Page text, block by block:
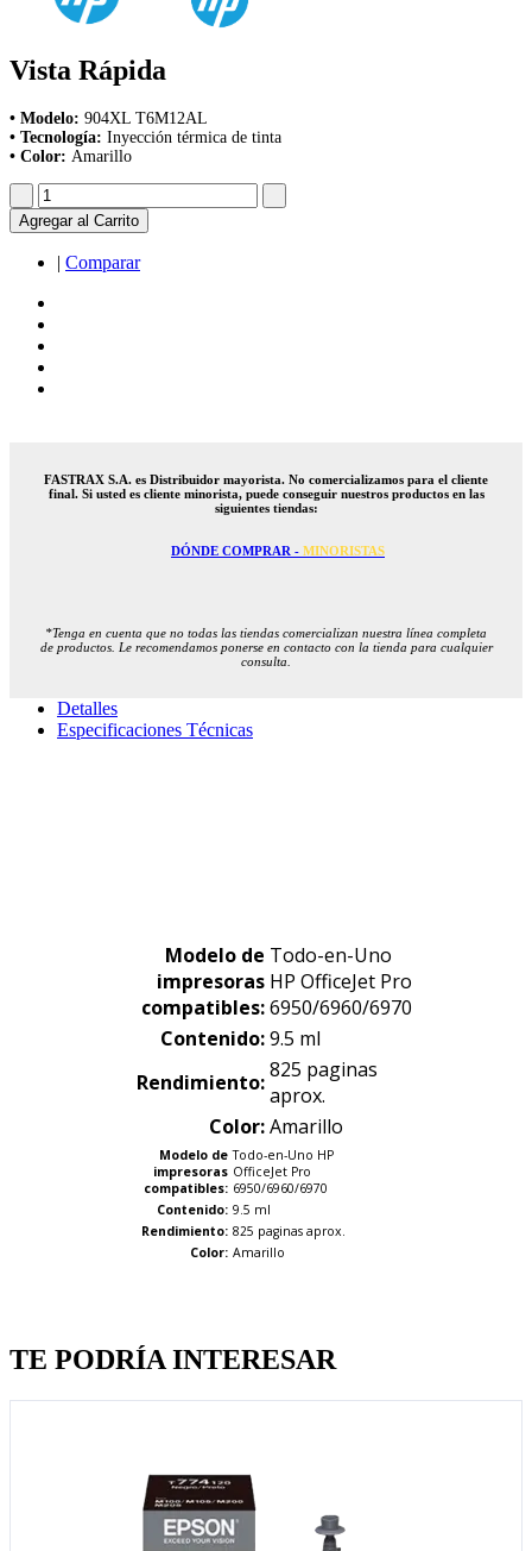
Vista Rápida
• Modelo: 904XL T6M12AL
• Tecnología: Inyección térmica de tinta
• Color: Amarillo
Agregar al Carrito
Comparar
FASTRAX S.A. es Distribuidor mayorista. No comercializamos para el cliente
final. Si usted es cliente minorista, puede conseguir nuestros productos en las
siguientes tiendas:
DÓNDE COMPRAR - MINORISTAS
*Tenga en cuenta que no todas las tiendas comercializan nuestra línea completa
de productos. Le recomendamos ponerse en contacto con la tienda para cualquier
consulta.
Detalles
Especificaciones Técnicas
Modelo de
impresoras
compatibles:
Todo-en-Uno
HP OfficeJet Pro
6950/6960/6970
Contenido: 9.5 ml
Rendimiento: 825 paginas
aprox.
Color: Amarillo
Modelo de
impresoras
compatibles:
Todo-en-Uno HP
OfficeJet Pro
6950/6960/6970
Contenido: 9.5 ml
Rendimiento: 825 paginas aprox.
Color: Amarillo
TE PODRÍA INTERESAR